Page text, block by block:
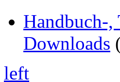
Handbuch-
Downloads
left